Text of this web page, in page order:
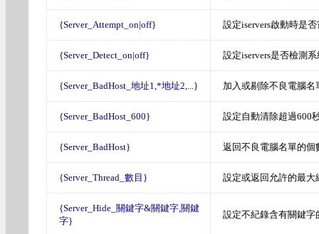
{Server_Attempt_on|off} 設定iservers啟動時是
{Server_Detect_on|off} 設定iservers是否檢測
{Server_BadHost_地址1,*地址2,...} 加入或剔除不良電腦名
{Server_BadHost_600} 設定自動清除超過600
{Server_BadHost} 返回不良電腦名單的個
{Server_Thread_數目} 設定或返回允許的最大
{Server_Hide_關鍵字&關鍵字,關鍵
字}
設定不紀錄含有關鍵字